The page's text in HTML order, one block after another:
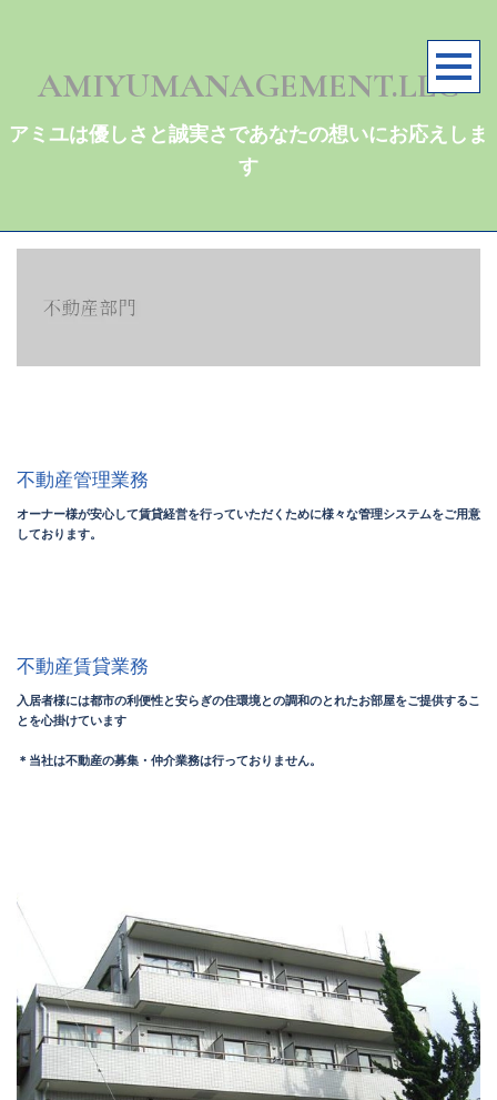
AMIYUMANAGEMENT.LLC
アミユは優しさと誠実さであなたの想いにお応えしま
す
不動産管理業務
オーナー様が安心して賃貸経営を行っていただくために様々な管理システムをご用意
しております。
不動産賃貸業務
入居者様には都市の利便性と安らぎの住環境との調和のとれたお部屋をご提供するこ
とを心掛けています
＊当社は不動産の募集・仲介業務は行っておりません。